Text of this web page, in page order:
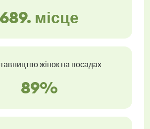
689. місце
жінок на посадах
89%